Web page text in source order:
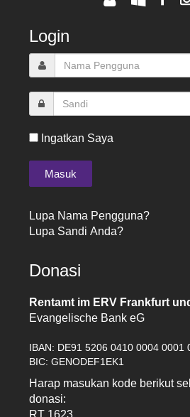
Login
Ingatkan Saya
Lupa Nama Pengguna?
Lupa Sandi Anda?
Donasi
Rentamt im ERV Frankfurt
Evangelische Bank eG
IBAN: DE91 5206 0410 0004 0001
BIC: GENODEF1EK1
Harap masukan kode berikut
donasi:
RT 1623